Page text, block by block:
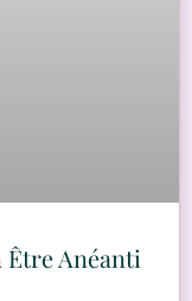
Être Anéanti